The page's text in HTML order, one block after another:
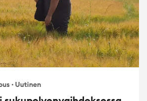
· Uutinen